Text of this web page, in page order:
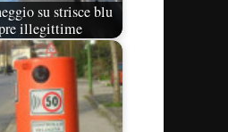
su strisce blu
illegittime